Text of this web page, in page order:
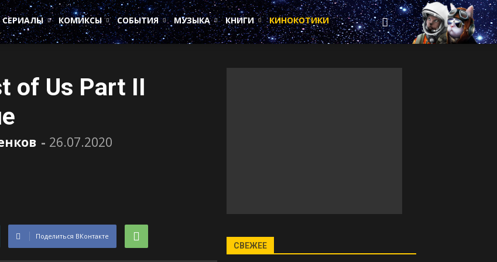
СЕРИАЛЫ КОМИКСЫ СОБЫТИЯ МУЗЫКА КНИГИ КИНОКОТИКИ
of Us Part II
- 26.07.2020
Поделиться ВКонтакте
СВЕЖЕЕ